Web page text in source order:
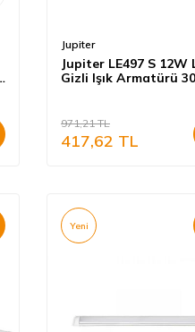
Jupiter
Jupiter LE497 S 12W
Gizli Işık Armatürü
971,21TL
417,62 TL
Yeni